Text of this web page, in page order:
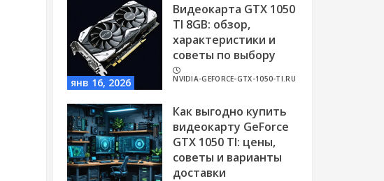
янв 16, 2026
Видеокарта GTX 1050
TI 8GB: обзор,
характеристики и
советы по выбору
NVIDIA-GEFORCE-GTX-1050-TI.RU
Как выгодно купить
видеокарту GeForce
GTX 1050 TI: цены,
советы и варианты
доставки